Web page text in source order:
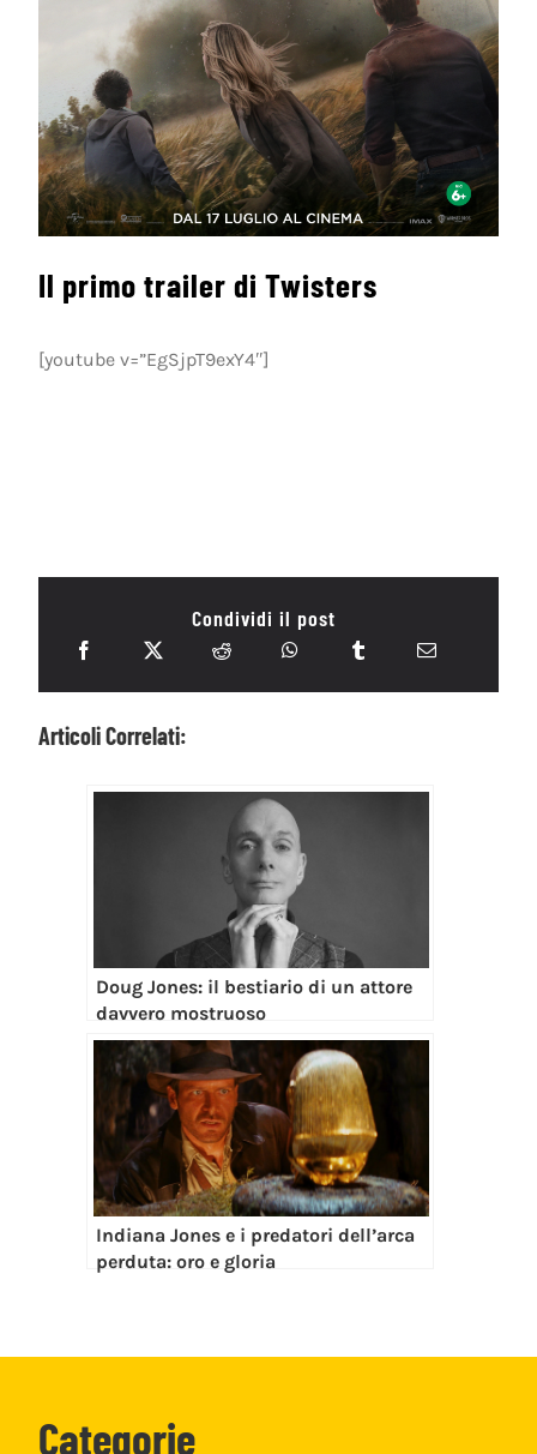
Il primo trailer di Twisters
[youtube v=”EgSjpT9exY4″]
Condividi il post
Articoli Correlati:
Doug Jones: il bestiario di un attore
davvero mostruoso
Indiana Jones e i predatori dell’arca
perduta: oro e gloria
Categorie